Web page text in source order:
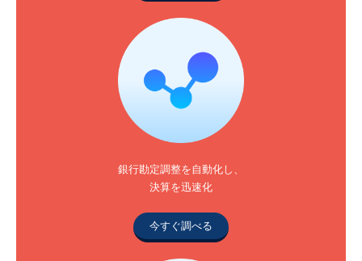
銀行勘定調整を自動化し、
決算を迅速化
今すぐ調べる